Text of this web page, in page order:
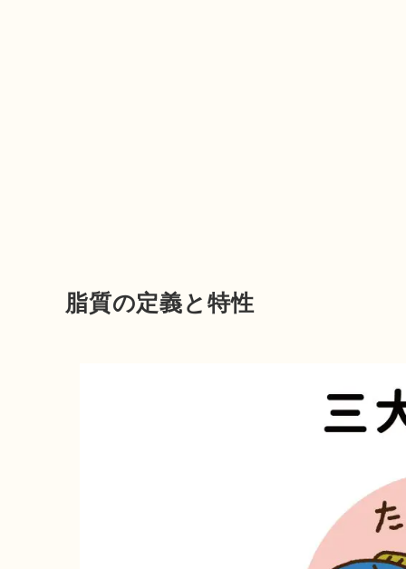
脂質の定義と特性